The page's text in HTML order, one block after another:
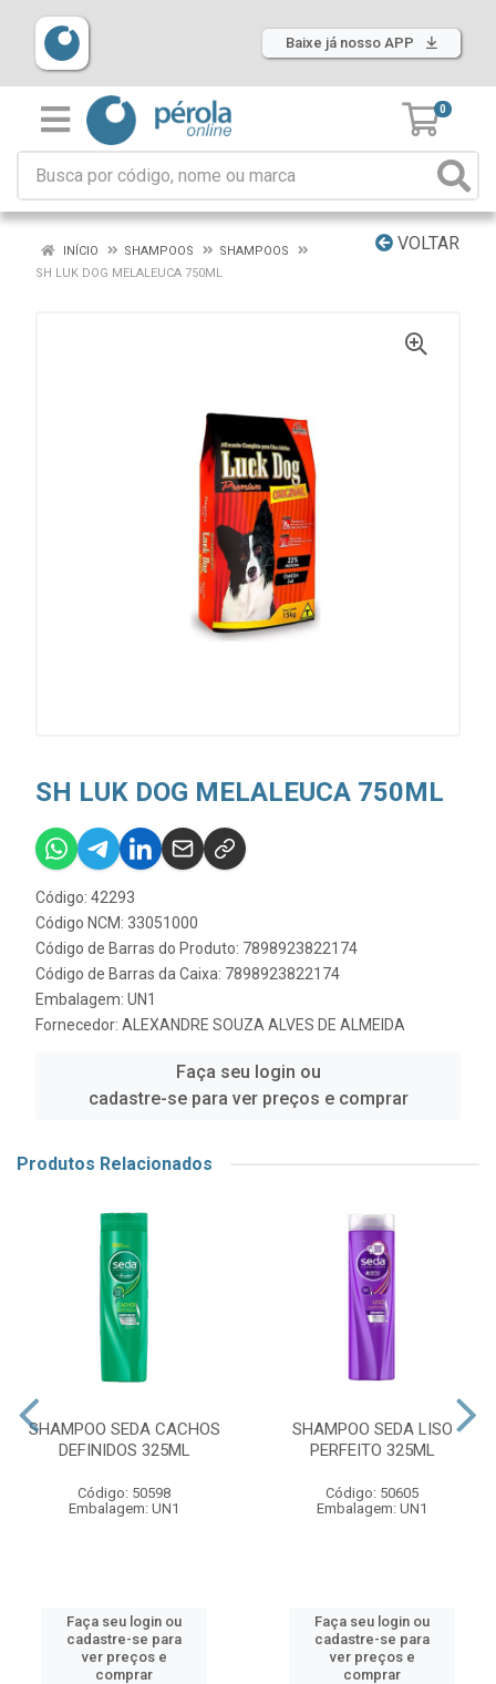
Baixe já nosso APP
0
VOLTAR
INÍCIO SHAMPOOS
SHAMPOOS
SH LUK DOG MELALEUCA 750ML
SH LUK DOG MELALEUCA 750ML
Código: 42293
Código NCM: 33051000
Código de Barras do Produto: 7898923822174
Código de Barras da Caixa: 7898923822174
Embalagem: UN1
Fornecedor: ALEXANDRE SOUZA ALVES DE ALMEIDA
Faça seu login ou
cadastre-se para ver preços e comprar
Produtos Relacionados
SHAMPOO SEDA CACHOS
DEFINIDOS 325ML
Código: 50598
Embalagem: UN1
Faça seu login ou
cadastre-se para
ver preços e
comprar
SHAMPOO SEDA LISO
PERFEITO 325ML
Código: 50605
Embalagem: UN1
Faça seu login ou
cadastre-se para
ver preços e
comprar